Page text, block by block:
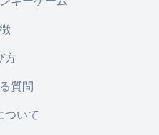
方
質問
ついて